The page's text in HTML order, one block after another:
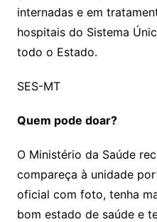
internadas e em
hospitais do Sistema
todo o Estado.
SES-MT
Quem pode doar?
O Ministério da Saúde
compareça à unidade
oficial com foto, tenha
bom estado de saúde e